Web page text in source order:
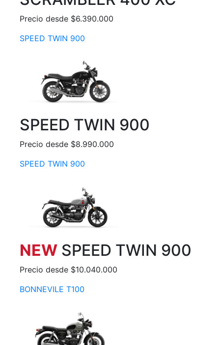
Precio desde $6.390.000
SPEED TWIN 900
SPEED TWIN 900
Precio desde $8.990.000
SPEED TWIN 900
NEW SPEED TWIN 900
Precio desde $10.040.000
BONNEVILE T100